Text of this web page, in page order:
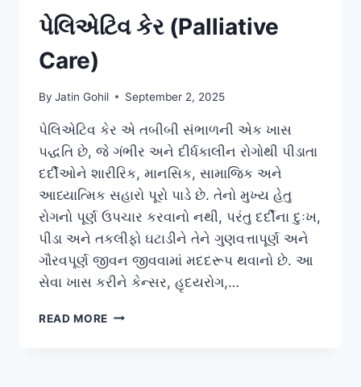
પેલિએટિવ કેર (Palliative
Care)
By Jatin Gohil September 2, 2025
પેલિએટિવ કેર એ તબીબી સંભાળની એક ખાસ
પદ્ધતિ છે, જે ગંભીર અને દીર્ધકાલીન રોગોથી પીડાતા
દર્દીઓને શારીરિક, માનસિક, સામાજિક અને
આધ્યાત્મિક સહારો પૂરો પાડે છે. તેનો મુખ્ય હેતુ
રોગનો પૂર્ણ ઉપચાર કરવાનો નથી, પરંતુ દર્દીના દુઃખ,
પીડા અને તકલીફો ઘટાડીને તેને ગુણવત્તાપૂર્ણ અને
ગૌરવપૂર્ણ જીવન જીવવામાં મદદરૂપ થવાનો છે. આ
સેવા ખાસ કરીને કેન્સર, હૃદયરોગ,…
READ MORE પેલિએટિવ